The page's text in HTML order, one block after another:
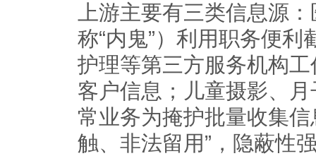
上游主要有三类信息源
称“内鬼”）利用职务便
护理等第三方服务机构
客户信息；儿童摄影、
常业务为掩护批量收集
触、非法留用”，隐蔽性